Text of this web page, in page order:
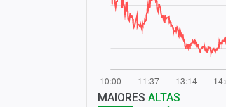
MAIORES ALTAS